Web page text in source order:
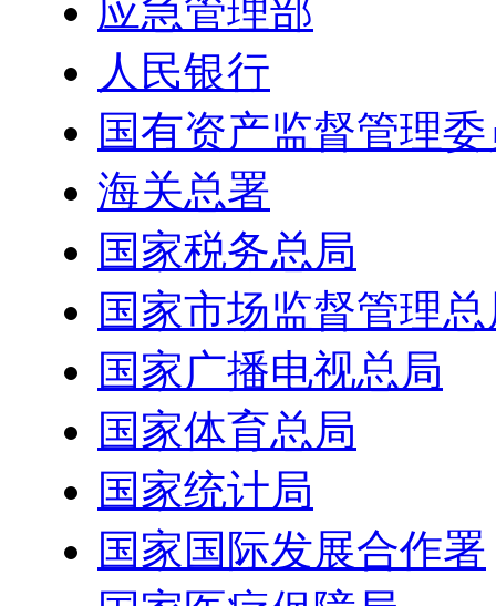
应急管理部
人民银行
国有资产监督管理
海关总署
国家税务总局
国家市场监督管理
国家广播电视总局
国家体育总局
国家统计局
国家国际发展合作署